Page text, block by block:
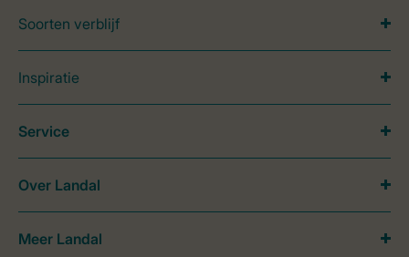
Soorten verblijf
Inspiratie
Service
Over Landal
Meer Landal